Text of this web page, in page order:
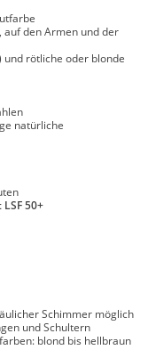
auf den Armen und der
rötliche oder blonde
natürliche
50+
Schimmer möglich
und Schultern
blond bis hellbraun